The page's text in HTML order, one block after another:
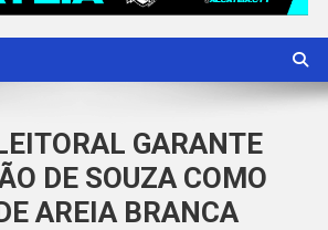
GARANTE
DE SOUZA COMO
AREIA BRANCA